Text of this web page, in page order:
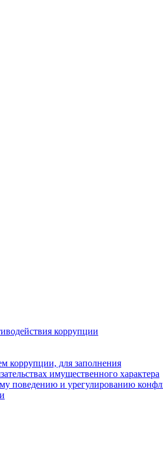
коррупции
коррупции, для заполнения
имущественного характера
поведению и урегулированию